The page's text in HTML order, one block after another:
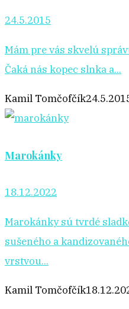
24.5.2015
Mám pre vás skvelú
Čaká nás kopec slnka a...
Kamil Tomčofčík
Marokánky
18.12.2022
Marokánky sú tvrdé
sušeného a
vrstvou...
Kamil Tomčofčík